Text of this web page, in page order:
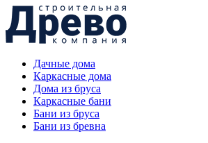
Дачные дома
Каркасные дома
Дома из бруса
Каркасные бани
Бани из бруса
Бани из бревна